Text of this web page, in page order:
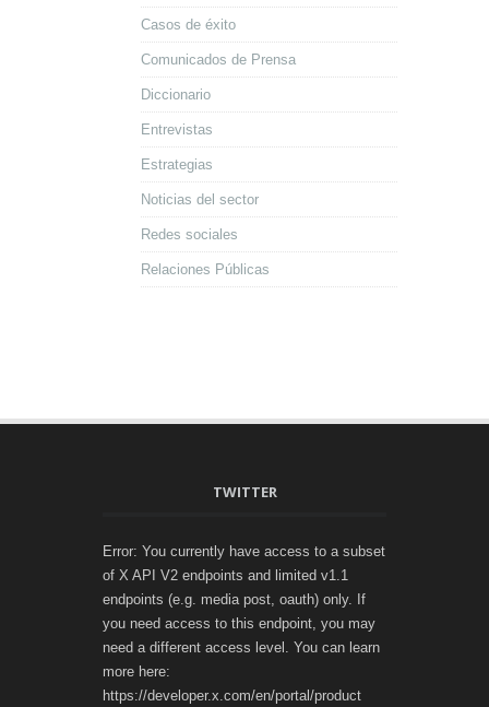
Casos de éxito
Comunicados de Prensa
Diccionario
Entrevistas
Estrategias
Noticias del sector
Redes sociales
Relaciones Públicas
TWITTER
Error: You currently have access to a subset
of X API V2 endpoints and limited v1.1
endpoints (e.g. media post, oauth) only. If
you need access to this endpoint, you may
need a different access level. You can learn
more here:
https://developer.x.com/en/portal/product